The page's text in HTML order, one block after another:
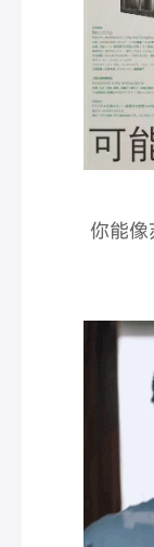
你能像